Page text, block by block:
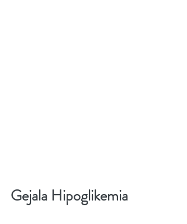
Gejala Hipoglikemia